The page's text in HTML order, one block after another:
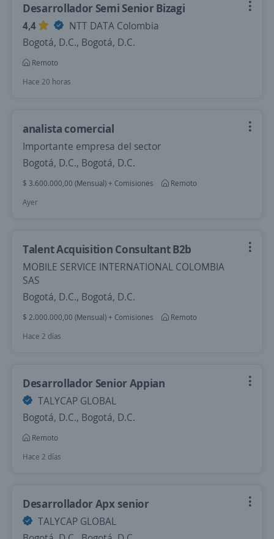
Desarrollador Semi Senior Bizagi
4,4
NTT DATA Colombia
Bogotá, D.C., Bogotá, D.C.
Remoto
Hace 20 horas
analista comercial
Importante empresa del sector
Bogotá, D.C., Bogotá, D.C.
$ 3.600.000,00 (Mensual) + Comisiones
Remoto
Ayer
Talent Acquisition Consultant B2b
MOBILE SERVICE INTERNATIONAL COLOMBIA
SAS
Bogotá, D.C., Bogotá, D.C.
$ 2.000.000,00 (Mensual) + Comisiones
Remoto
Hace 2 días
Desarrollador Senior Appian
TALYCAP GLOBAL
Bogotá, D.C., Bogotá, D.C.
Remoto
Hace 2 días
Desarrollador Apx senior
TALYCAP GLOBAL